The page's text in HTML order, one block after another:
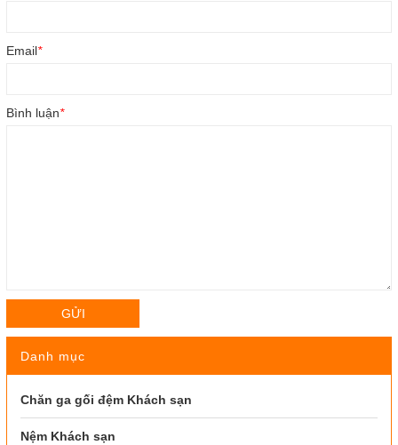
Email*
Bình luận*
GỬI
Danh mục
Chăn ga gối đệm Khách sạn
Nệm Khách sạn